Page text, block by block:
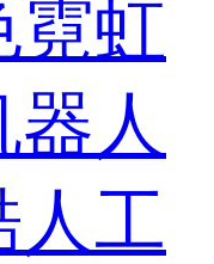
霓虹
人
人工